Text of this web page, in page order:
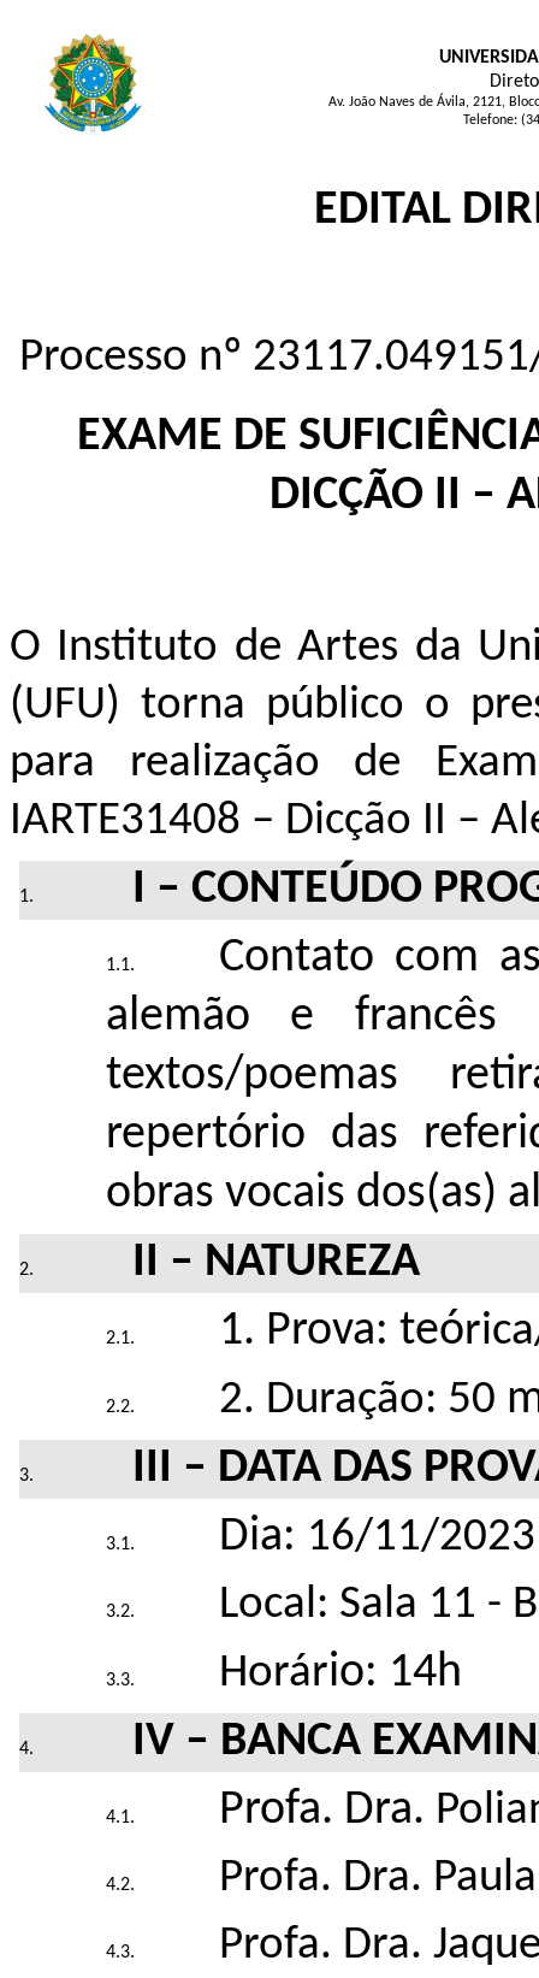
Av. João Naves de Ávila, 2121,
Telefone:
EDITAL
Processo nº
EXAME DE
DICÇÃO II –
O Instituto de Artes da
(UFU) torna público o
para realização de
IARTE31408 – Dicção II –
I – CONTEÚDO
Contato com
alemão e francês
textos/poemas
repertório das
obras vocais dos(as)
II – NATUREZA
1. Prova: teó
2. Duração: 50
III – DATA DAS
Dia: 16/11/2023
Local: Sala 11 -
Horário: 14h
IV – BANCA
Profa. Dra.
Profa. Dra.
Profa. Dra.